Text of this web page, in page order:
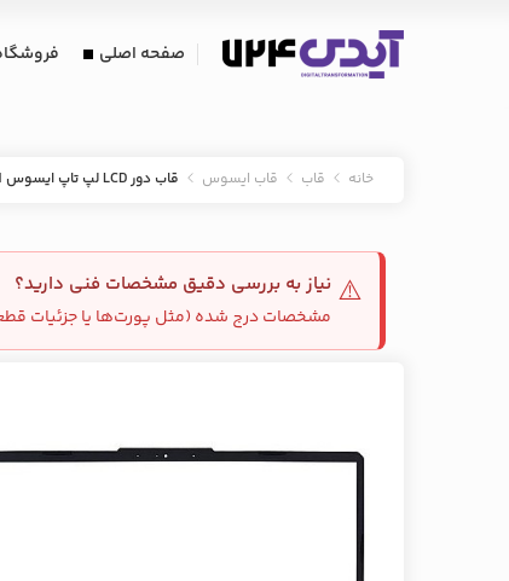
صفحه اصلی
خانه قاب قاب ایسوس قاب دور LCD لپ تاپ ایسوس tuf fx506H-مشکی
⚠️ نیاز به بررسی دقیق مشخصات فنی دارید؟
مشخصات درج شده (مثل پورت‌ها یا جزئیات